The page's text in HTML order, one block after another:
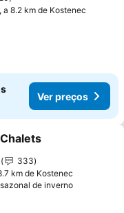
a 8.2 km de Kostenec
Ver preços
aos favoritos
333
km de Kostenec
de invernoVer